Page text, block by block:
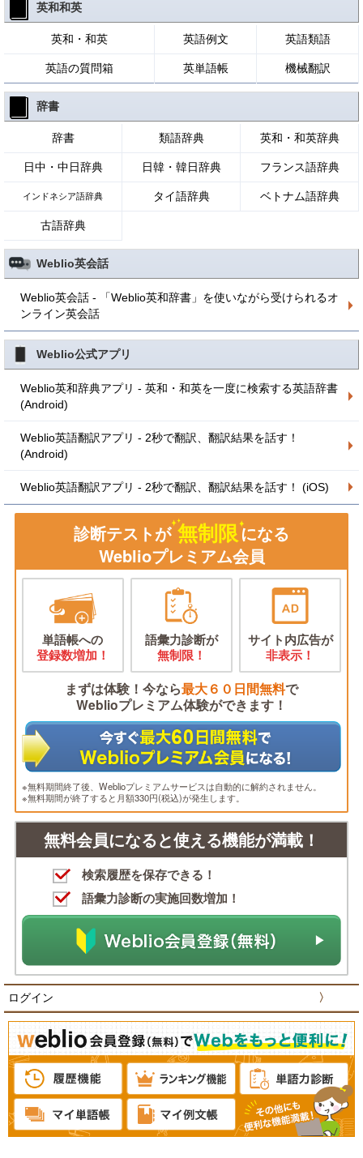
英和和英
英和・和英 英語例文 英語類語
英語の質問箱 英単語帳 機械翻訳
辞書
辞書 類語辞典 英和・和英辞典
日中・中日辞典 日韓・韓日辞典 フランス語辞典
インドネシア語辞典 タイ語辞典 ベトナム語辞典
古語辞典
Weblio英会話
Weblio英会話 - 「Weblio英和辞書」を使いながら受けられるオ
ンライン英会話
Weblio公式アプリ
Weblio英和辞典アプリ - 英和・和英を一度に検索する英語辞書
(Android)
Weblio英語翻訳アプリ - 2秒で翻訳、翻訳結果を話す！
(Android)
Weblio英語翻訳アプリ - 2秒で翻訳、翻訳結果を話す！ (iOS)
診断テストが 無制限になる
Weblioプレミアム会員
単語帳への
登録数増加！
語彙力診断が
無制限！
サイト内広告が
非表示！
まずは体験！今なら最大６０日間無料で
Weblioプレミアム体験ができます！
※無料期間終了後、Weblioプレミアムサービスは自動的に解約されません。
※無料期間が終了すると月額330円(税込)が発生します。
無料会員になると使える機能が満載！
検索履歴を保存できる！
語彙力診断の実施回数増加！
ログイン 〉